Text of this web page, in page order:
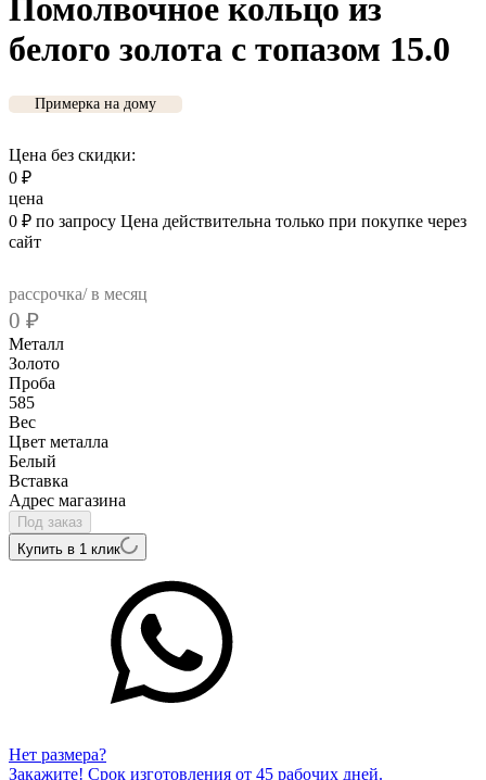
Помолвочное кольцо из
белого золота с топазом 15.0
Примерка на дому
Цена без скидки:
0 ₽
цена
0 ₽ по запросу Цена действительна только при покупке через
сайт
рассрочка/ в месяц
0 ₽
Металл
Золото
Проба
585
Вес
Цвет металла
Белый
Вcтавка
Адрес магазина
Под заказ
Купить в 1 клик
Нет размера?
Закажите! Срок изготовления от 45 рабочих дней.